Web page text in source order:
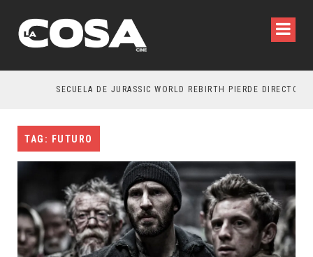
SECUELA DE JURASSIC WORLD REBIRTH PIERDE DIRECTOR
TAG: FUTURO